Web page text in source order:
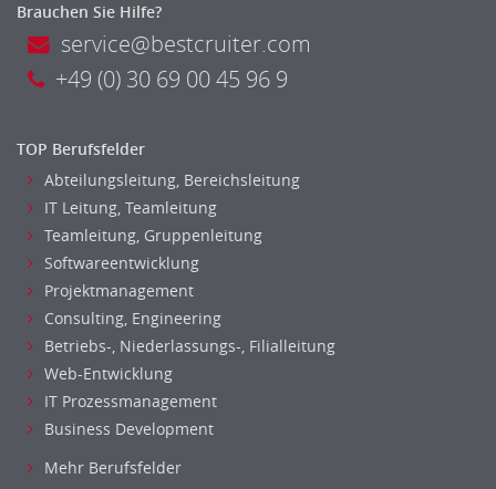
Brauchen Sie Hilfe?
service@bestcruiter.com
+49 (0) 30 69 00 45 96 9
TOP Berufsfelder
Abteilungsleitung, Bereichsleitung
IT Leitung, Teamleitung
Teamleitung, Gruppenleitung
Softwareentwicklung
Projektmanagement
Consulting, Engineering
Betriebs-, Niederlassungs-, Filialleitung
Web-Entwicklung
IT Prozessmanagement
Business Development
Mehr Berufsfelder